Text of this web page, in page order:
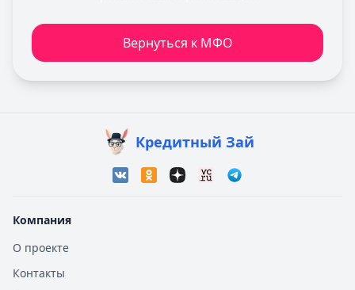
Вернуться к МФО
Кредитный Зай
Компания
О проекте
Контакты